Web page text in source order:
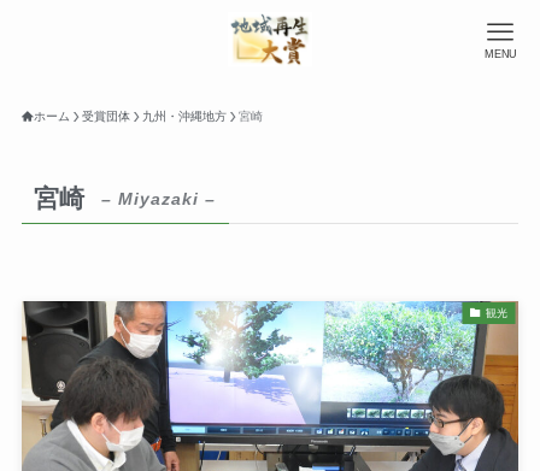
MENU
ホーム 受賞団体 九州・沖縄地方 宮崎
宮崎 – Miyazaki –
観光